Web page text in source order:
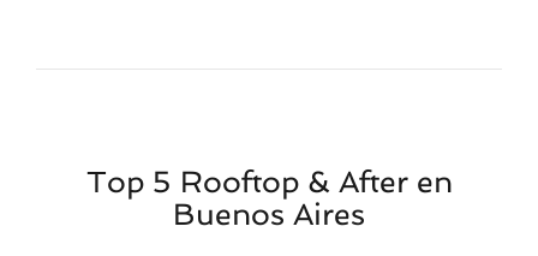
Top 5 Rooftop & After en
Buenos Aires